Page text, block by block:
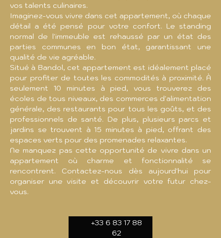
vos talents culinaires.
Imaginez-vous vivre dans cet appartement, où chaque
détail a été pensé pour votre confort. Le standing
normal de l'immeuble est rehaussé par un état des
parties communes en bon état, garantissant une
qualité de vie agréable.
Situé à Bandol, cet appartement est idéalement placé
pour profiter de toutes les commodités à proximité. À
seulement 10 minutes à pied, vous trouverez des
écoles de tous niveaux, des commerces d'alimentation
générale, des restaurants pour tous les goûts, et des
professionnels de santé. De plus, plusieurs parcs et
jardins se trouvent à 15 minutes à pied, offrant des
espaces verts pour des promenades relaxantes.
Ne manquez pas cette opportunité de vivre dans un
appartement où charme et fonctionnalité se
rencontrent. Contactez-nous dès aujourd'hui pour
organiser une visite et découvrir votre futur chez-
vous.
+33 6 83 17 88
62